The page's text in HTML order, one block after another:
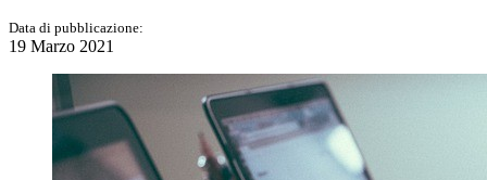
Data di pubblicazione:
19 Marzo 2021